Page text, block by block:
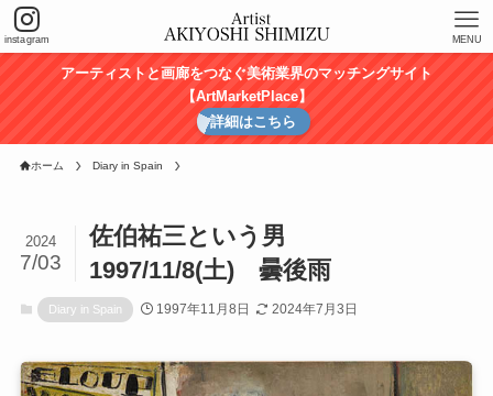
instagram MENU
アーティストと画廊をつなぐ美術業界のマッチングサイト
【ArtMarketPlace】
詳細はこちら
ホーム Diary in Spain
佐伯祐三という男
1997/11/8(土) 曇後雨
2024
7/03
Diary in Spain 1997年11月8日 2024年7月3日